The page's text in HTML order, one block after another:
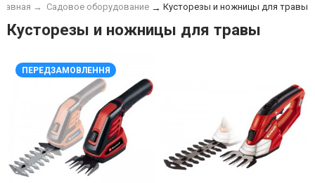
→ Садовое оборудование → Кусторезы и ножницы для травы
Кусторезы и ножницы для травы
ПЕРЕДЗАМОВЛЕННЯ